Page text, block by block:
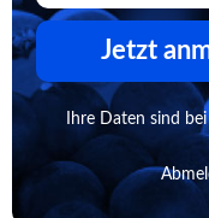
Jetzt
Ihre Daten sind